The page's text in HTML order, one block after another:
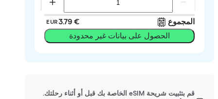
المجموع EUR
الحصول على بيانات غير محدودة
قم بتثبيت شريحة eSIM الخاصة بك قبل أو أثناء رحلتك.